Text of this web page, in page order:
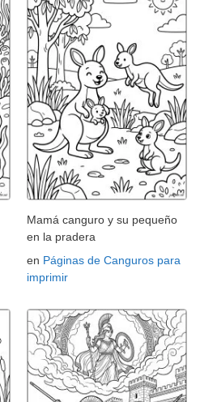
Mamá canguro y su pequeño
en la pradera
en Páginas de Canguros para
imprimir